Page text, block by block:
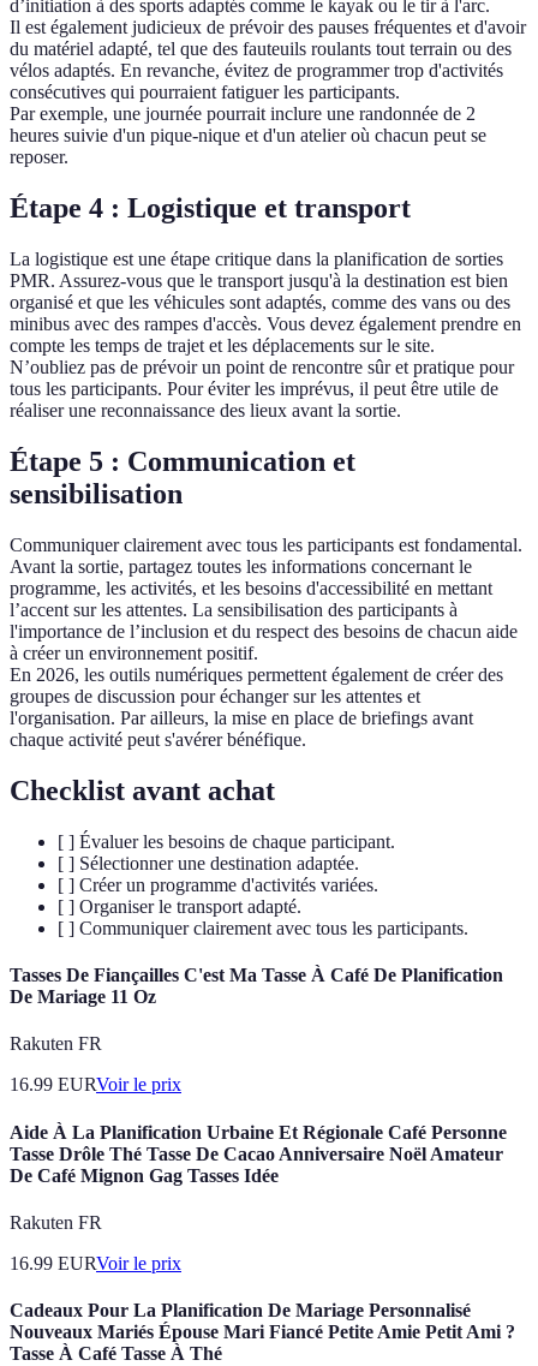
d’initiation à des sports adaptés comme le kayak ou le tir à l'arc.
Il est également judicieux de prévoir des pauses fréquentes et d'avoir
du matériel adapté, tel que des fauteuils roulants tout terrain ou des
vélos adaptés. En revanche, évitez de programmer trop d'activités
consécutives qui pourraient fatiguer les participants.
Par exemple, une journée pourrait inclure une randonnée de 2
heures suivie d'un pique-nique et d'un atelier où chacun peut se
reposer.
Étape 4 : Logistique et transport
La logistique est une étape critique dans la planification de sorties
PMR. Assurez-vous que le transport jusqu'à la destination est bien
organisé et que les véhicules sont adaptés, comme des vans ou des
minibus avec des rampes d'accès. Vous devez également prendre en
compte les temps de trajet et les déplacements sur le site.
N’oubliez pas de prévoir un point de rencontre sûr et pratique pour
tous les participants. Pour éviter les imprévus, il peut être utile de
réaliser une reconnaissance des lieux avant la sortie.
Étape 5 : Communication et
sensibilisation
Communiquer clairement avec tous les participants est fondamental.
Avant la sortie, partagez toutes les informations concernant le
programme, les activités, et les besoins d'accessibilité en mettant
l’accent sur les attentes. La sensibilisation des participants à
l'importance de l’inclusion et du respect des besoins de chacun aide
à créer un environnement positif.
En 2026, les outils numériques permettent également de créer des
groupes de discussion pour échanger sur les attentes et
l'organisation. Par ailleurs, la mise en place de briefings avant
chaque activité peut s'avérer bénéfique.
Checklist avant achat
[ ] Évaluer les besoins de chaque participant.
[ ] Sélectionner une destination adaptée.
[ ] Créer un programme d'activités variées.
[ ] Organiser le transport adapté.
[ ] Communiquer clairement avec tous les participants.
Tasses De Fiançailles C'est Ma Tasse À Café De Planification
De Mariage 11 Oz
Rakuten FR
16.99 EURVoir le prix
Aide À La Planification Urbaine Et Régionale Café Personne
Tasse Drôle Thé Tasse De Cacao Anniversaire Noël Amateur
De Café Mignon Gag Tasses Idée
Rakuten FR
16.99 EURVoir le prix
Cadeaux Pour La Planification De Mariage Personnalisé
Nouveaux Mariés Épouse Mari Fiancé Petite Amie Petit Ami ?
Tasse À Café Tasse À Thé